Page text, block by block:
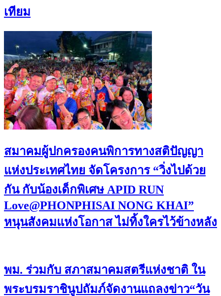
เทียม
สมาคมผู้ปกครองคนพิการทางสติปัญญา
แห่งประเทศไทย จัดโครงการ “วิ่งไปด้วย
กัน กับน้องเด็กพิเศษ​ APID RUN
Love@PHONPHISAI NONG KHAI”
หนุนสังคมแห่งโอกาส ไม่ทิ้งใครไว้ข้างหลัง
พม. ร่วมกับ สภาสมาคมสตรีแห่งชาติ ใน
พระบรมราชินูปถัมภ์จัดงานแถลงข่าว“วัน